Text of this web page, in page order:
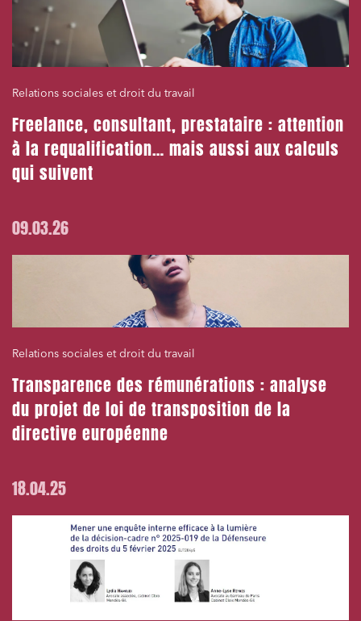
Relations sociales et droit du travail
Freelance, consultant, prestataire : attention
à la requalification… mais aussi aux calculs
qui suivent
09.03.26
Relations sociales et droit du travail
Transparence des rémunérations : analyse
du projet de loi de transposition de la
directive européenne
18.04.25